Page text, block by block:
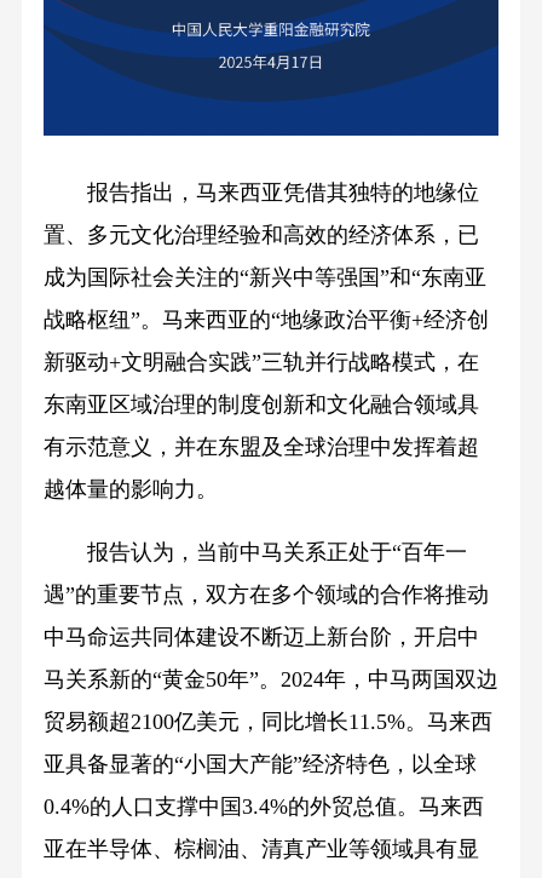
报告指出，马来西亚凭借其独特的地缘位
置、多元文化治理经验和高效的经济体系，已
成为国际社会关注的“新兴中等强国”和“东南亚
战略枢纽”。马来西亚的“地缘政治平衡+经济创
新驱动+文明融合实践”三轨并行战略模式，在
东南亚区域治理的制度创新和文化融合领域具
有示范意义，并在东盟及全球治理中发挥着超
越体量的影响力。
报告认为，当前中马关系正处于“百年一
遇”的重要节点，双方在多个领域的合作将推动
中马命运共同体建设不断迈上新台阶，开启中
马关系新的“黄金50年”。2024年，中马两国双边
贸易额超2100亿美元，同比增长11.5%。马来西
亚具备显著的“小国大产能”经济特色，以全球
0.4%的人口支撑中国3.4%的外贸总值。马来西
亚在半导体、棕榈油、清真产业等领域具有显